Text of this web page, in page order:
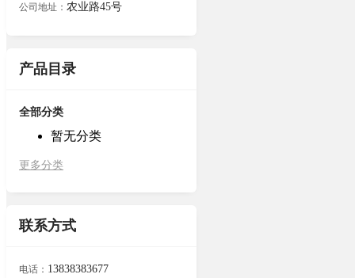
公司地址： 农业路45号
产品目录
全部分类
暂无分类
更多分类
联系方式
电话： 13838383677